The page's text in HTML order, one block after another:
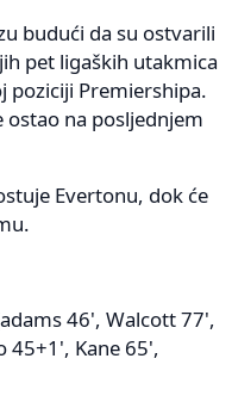
budući da su ostvarili
pet ligaških utakmica
poziciji Premiershipa.
na posljednjem
Evertonu, dok će
46', Walcott 77',
45+1', Kane 65',